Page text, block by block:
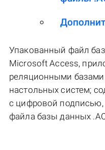
Упакованный файл
Microsoft Access,
реляционными базами
настольных систем;
с цифровой
файла базы данных